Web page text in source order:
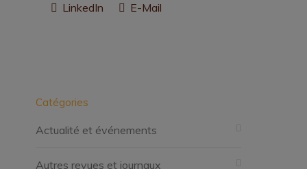
LinkedIn
E-Mail
Catégories
Actualité et événements
Autres revues et journaux